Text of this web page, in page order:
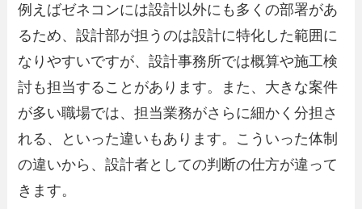
例えばゼネコンには設計以外にも多くの部署があ
るため、設計部が担うのは設計に特化した範囲に
なりやすいですが、設計事務所では概算や施工検
討も担当することがあります。また、大きな案件
が多い職場では、担当業務がさらに細かく分担さ
れる、といった違いもあります。こういった体制
の違いから、設計者としての判断の仕方が違って
きます。